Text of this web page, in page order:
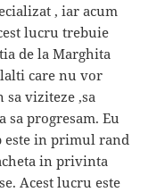
, iar acum
lucru trebuie
de la Marghita
care nu vor
viziteze ,sa
sa progresam. Eu
in primul rand
in privinta
Acest lucru este